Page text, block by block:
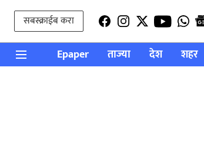
सबस्क्राईब करा
Epaper ताज्या देश शहर